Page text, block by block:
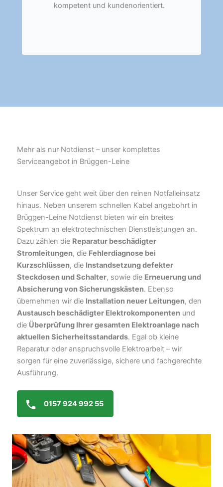
kompetent und kundenorientiert.
Mehr als nur Notdienst – unser komplettes
Serviceangebot in Brüggen-Leine
Unser Service geht weit über den reinen Notfalleinsatz
hinaus. Neben unserem schnellen Kabel angebohrt in
Brüggen-Leine Notdienst bieten wir ein breites
Spektrum an elektrotechnischen Dienstleistungen an.
Dazu zählen die Reparatur beschädigter
Stromleitungen, die Fehlerdiagnose bei
Kurzschlüssen, die Instandsetzung defekter
Steckdosen und Schalter, sowie die Erneuerung und
Absicherung von Sicherungskästen. Ebenso
übernehmen wir die Installation neuer Leitungen, den
Austausch beschädigter Elektrokomponenten und
die Überprüfung Ihrer gesamten Elektroanlage nach
aktuellen Sicherheitsstandards. Egal ob kleine
Reparatur oder anspruchsvolle Elektroarbeit – wir
sorgen für eine zuverlässige, sichere und fachgerechte
Ausführung.
0157 924 992 55